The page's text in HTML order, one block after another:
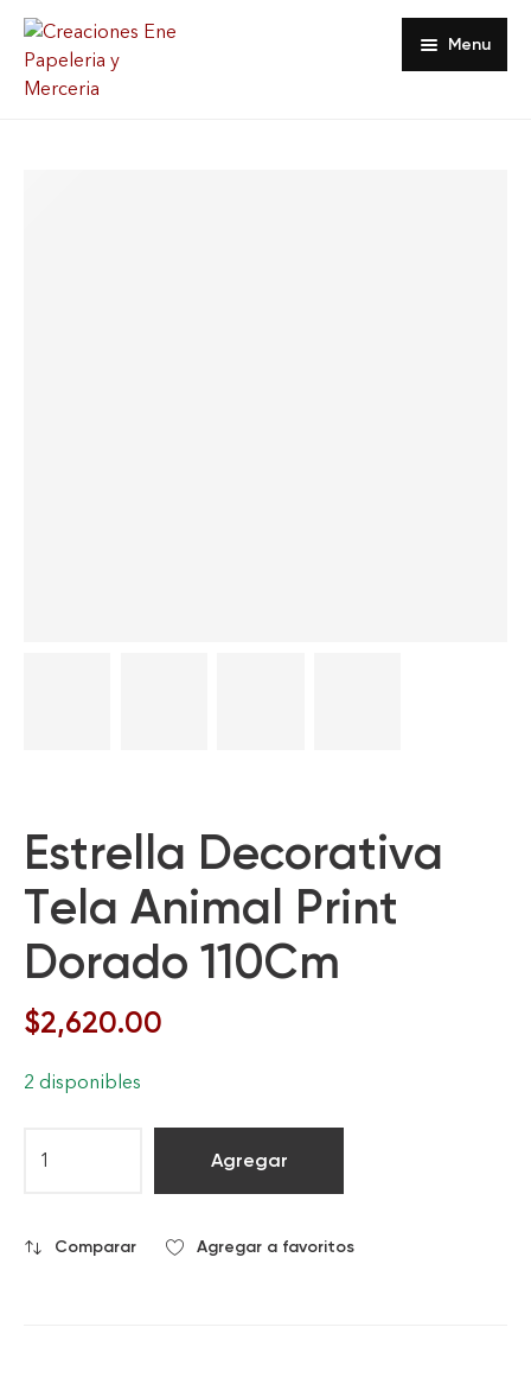
Menu
Estrella Decorativa
Tela Animal Print
Dorado 110Cm
$2,620.00
2 disponibles
Agregar
Comparar Agregar a favoritos